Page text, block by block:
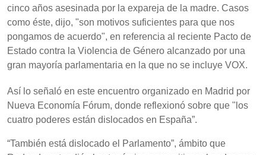
cinco años asesinada por la expareja de la madre. Casos
como éste, dijo, "son motivos suficientes para que nos
pongamos de acuerdo", en referencia al reciente Pacto de
Estado contra la Violencia de Género alcanzado por una
gran mayoría parlamentaria en la que no se incluye VOX.
Así lo señaló en este encuentro organizado en Madrid por
Nueva Economía Fórum, donde reflexionó sobre que "los
cuatro poderes están dislocados en España”.
“También está dislocado el Parlamento”, ámbito que